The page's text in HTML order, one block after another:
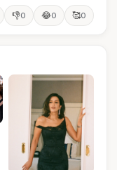
👎0 😂0 🥰0